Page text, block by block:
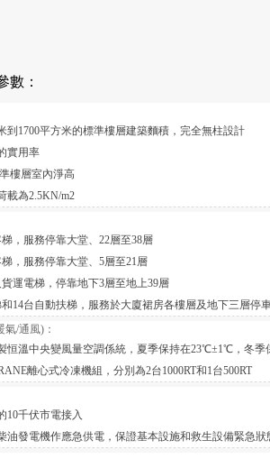
：
到1700平方米的標準樓層建築麵積，完全無柱設計
實用率
樓層室內淨高
載為2.5KN/m2
，服務停靠大堂、22層至38層
，服務停靠大堂、5層至21層
運電梯，停靠地下3層至地上39層
14台自動扶梯，服務於大廈裙房各樓層及地下三層停
/通風)：
溫中央變風量空調係統，夏季保持在23℃±1℃，
離心式冷凍機組，分別為2台1000RT和1台500RT
10千伏市電接入
油發電機作應急供電，保證基本設施和救生設備緊急